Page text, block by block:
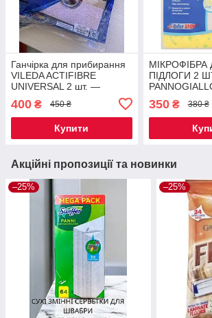
Ганчірка для прибирання
VILEDA ACTIFIBRE
UNIVERSAL 2 шт. —
кожному прибиранні!
400 ₴ 450 ₴
Купити
МІКРОФІБРА
ПІДЛОГИ 2
350₴ 380 ₴
Акційні пропозиції та новинки
–25% –25%